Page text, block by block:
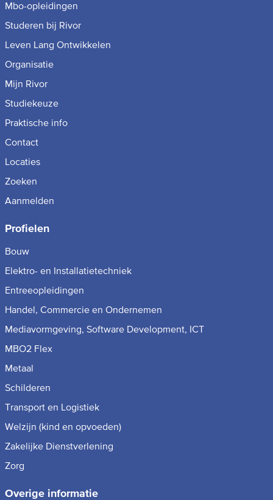
Mbo-opleidingen
Studeren bij Rivor
Leven Lang Ontwikkelen
Organisatie
Mijn Rivor
Studiekeuze
Praktische info
Contact
Locaties
Zoeken
Aanmelden
Profielen
Bouw
Elektro- en Installatietechniek
Entreeopleidingen
Handel, Commercie en Ondernemen
Mediavormgeving, Software Development, ICT
MBO2 Flex
Metaal
Schilderen
Transport en Logistiek
Welzijn (kind en opvoeden)
Zakelijke Dienstverlening
Zorg
Overige informatie